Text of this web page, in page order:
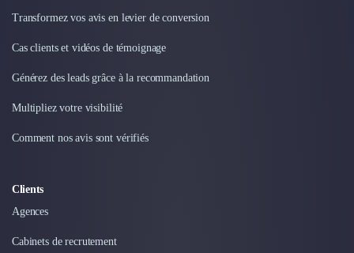
Transformez vos avis en levier de conversion
Cas clients et vidéos de témoignage
Générez des leads grâce à la recommandation
Multipliez votre visibilité
Comment nos avis sont vérifiés
Clients
Agences
Cabinets de recrutement